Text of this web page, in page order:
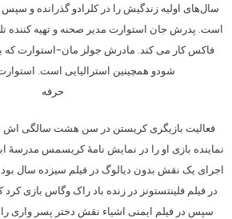
سال‌های اولیه زندگیش را در کلرادو گذرانده و
است. پدرش جان استوارت مدیر صحنه و تهیه کننده
فاکس کار می کند. مادرش جولز مان-استوارت
شودو همچینین استرالیایی است. استوارت
حرفه
فعالیت بازیگری کریستن در سن هشت سالگی اش
نماینده بازی او را در نمایش نامهٔ کریسمس مدرسهٔ
اجرای یک نقش بدون دیالوگ در فیلم سیزده سال
در فیلم فلینتستونز در زنده باد راک وگاس بازی
سپس در فیلم ایمنی اشیاء نقش دختر پسر واری را